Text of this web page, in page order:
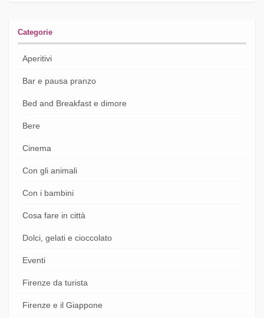
Categorie
Aperitivi
Bar e pausa pranzo
Bed and Breakfast e dimore
Bere
Cinema
Con gli animali
Con i bambini
Cosa fare in città
Dolci, gelati e cioccolato
Eventi
Firenze da turista
Firenze e il Giappone